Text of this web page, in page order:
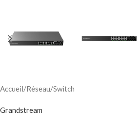
Accueil/Réseau/Switch
Grandstream